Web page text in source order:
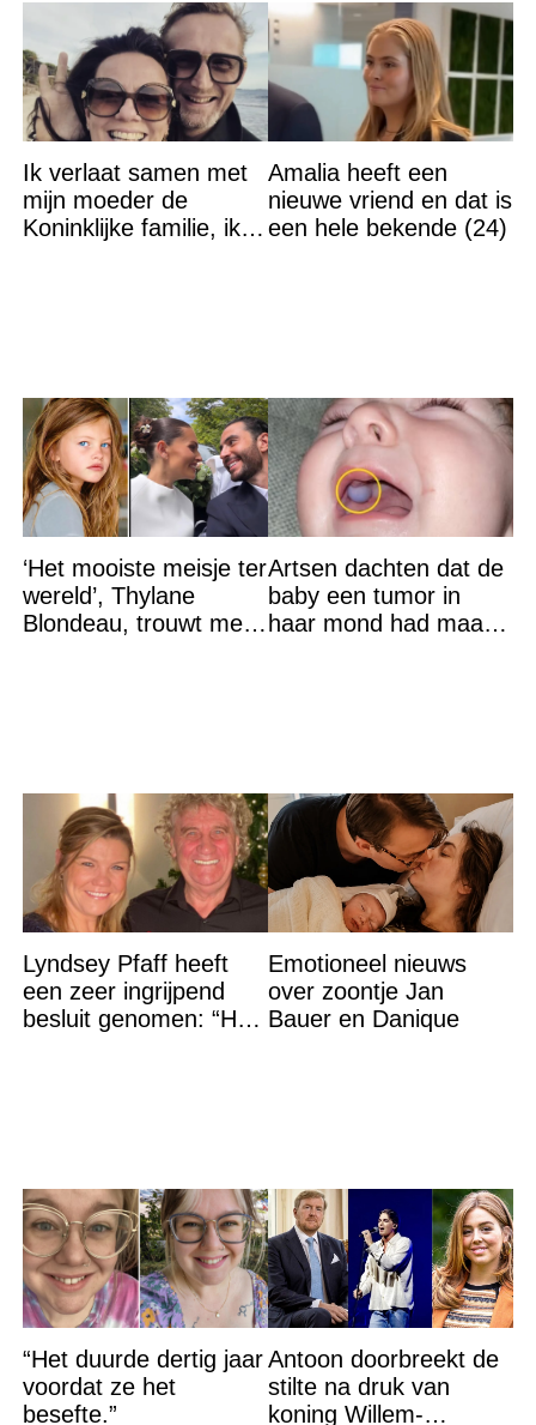
Ik verlaat samen met
mijn moeder de
Koninklijke familie, ik
Amalia heeft een
nieuwe vriend en dat is
een hele bekende (24)
‘Het mooiste meisje ter
wereld’, Thylane
Blondeau, trouwt met
Artsen dachten dat de
baby een tumor in
haar mond had maar
Lyndsey Pfaff heeft
een zeer ingrijpend
besluit genomen: “Het
Emotioneel nieuws
over zoontje Jan
Bauer en Danique
“Het duurde dertig jaar
voordat ze het
besefte.”
Antoon doorbreekt de
stilte na druk van
koning Willem-